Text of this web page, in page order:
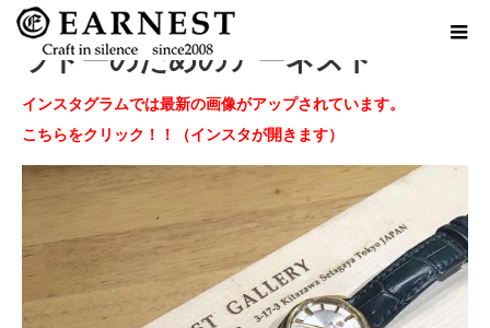
ラドーのためのアーネスト
インスタグラムでは最新の画像がアップされています。
こちらをクリック！！（インスタが開きます）